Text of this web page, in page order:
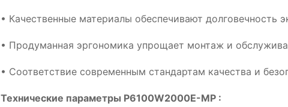
• Качественные материалы обеспечивают долговечность
• Продуманная эргономика упрощает монтаж и
• Соответствие современным стандартам качества и
Технические параметры P6100W2000E-MP :